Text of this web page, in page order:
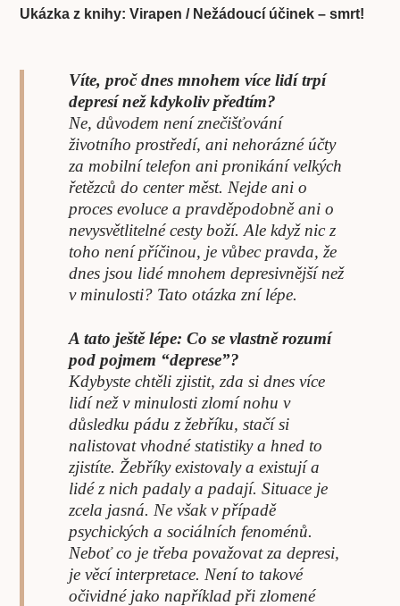
Ukázka z knihy: Virapen / Nežádoucí účinek – smrt!
Víte, proč dnes mnohem více lidí trpí
depresí než kdykoliv předtím?
Ne, důvodem není znečišťování
životního prostředí, ani nehorázné účty
za mobilní telefon ani pronikání velkých
řetězců do center měst. Nejde ani o
proces evoluce a pravděpodobně ani o
nevysvětlitelné cesty boží. Ale když nic z
toho není příčinou, je vůbec pravda, že
dnes jsou lidé mnohem depresivnější než
v minulosti? Tato otázka zní lépe.
A tato ještě lépe: Co se vlastně rozumí
pod pojmem “deprese”?
Kdybyste chtěli zjistit, zda si dnes více
lidí než v minulosti zlomí nohu v
důsledku pádu z žebříku, stačí si
nalistovat vhodné statistiky a hned to
zjistíte. Žebříky existovaly a existují a
lidé z nich padaly a padají. Situace je
zcela jasná. Ne však v případě
psychických a sociálních fenoménů.
Neboť co je třeba považovat za depresi,
je věcí interpretace. Není to takové
očividné jako například při zlomené